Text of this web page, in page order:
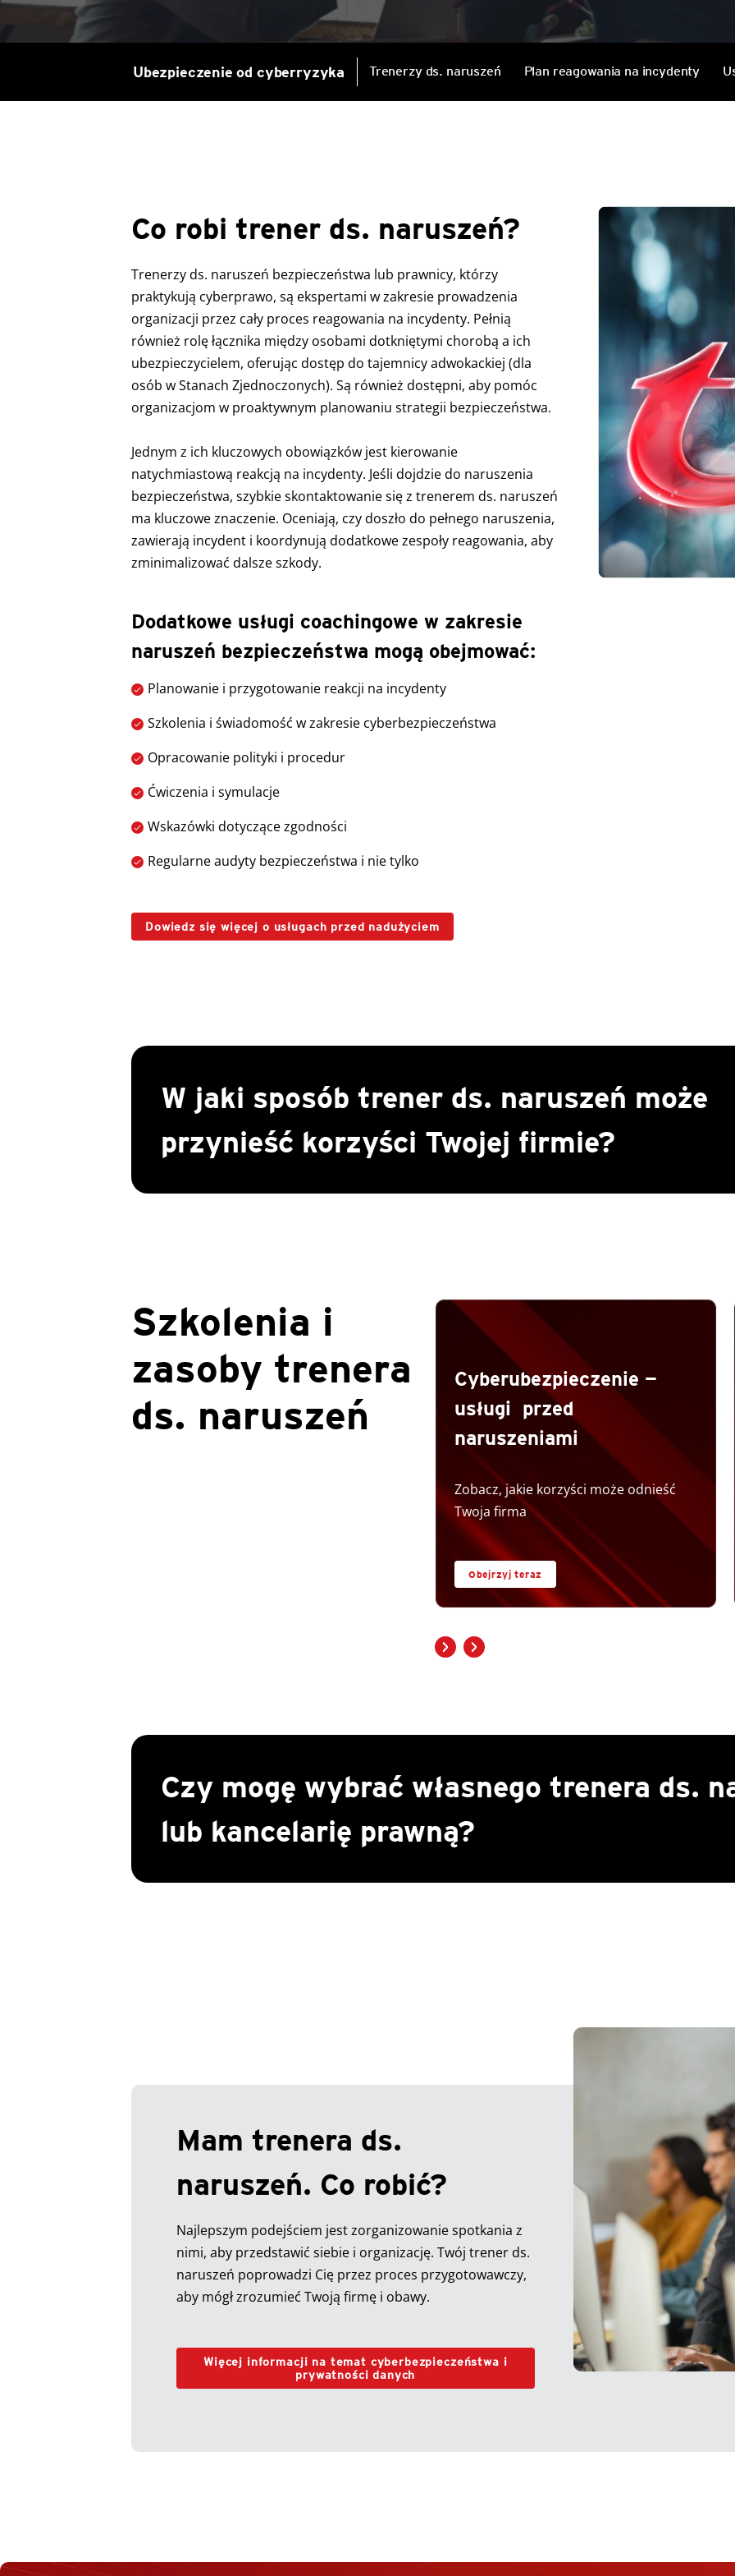
Ubezpieczenie od cyberryzyka Trenerzy ds. naruszeń Plan reagowania na incydenty
Services
Co robi trener ds. naruszeń?
Trenerzy ds. naruszeń bezpieczeństwa lub prawnicy, którzy
praktykują cyberprawo, są ekspertami w zakresie prowadzenia
organizacji przez cały proces reagowania na incydenty. Pełnią
również rolę łącznika między osobami dotkniętymi chorobą a ich
ubezpieczycielem, oferując dostęp do tajemnicy adwokackiej (dla
osób w Stanach Zjednoczonych). Są również dostępni, aby pomóc
organizacjom w proaktywnym planowaniu strategii bezpieczeństwa.
Jednym z ich kluczowych obowiązków jest kierowanie
natychmiastową reakcją na incydenty. Jeśli dojdzie do naruszenia
bezpieczeństwa, szybkie skontaktowanie się z trenerem ds. naruszeń
ma kluczowe znaczenie. Oceniają, czy doszło do pełnego naruszenia,
zawierają incydent i koordynują dodatkowe zespoły reagowania, aby
zminimalizować dalsze szkody.
Dodatkowe usługi coachingowe w zakresie
naruszeń bezpieczeństwa mogą obejmować:
Planowanie i przygotowanie reakcji na incydenty
Szkolenia i świadomość w zakresie cyberbezpieczeństwa
Opracowanie polityki i procedur
Ćwiczenia i symulacje
Wskazówki dotyczące zgodności
Regularne audyty bezpieczeństwa i nie tylko
Dowiedz się więcej o usługach przed nadużyciem
W jaki sposób trener ds. naruszeń może
przynieść korzyści Twojej firmie?
Szkolenia i
zasoby trenera
ds. naruszeń
Cyberubezpieczenie —
usługi przed
naruszeniami
Zobacz, jakie korzyści może odnieść
Twoja firma
Obejrzyj teraz
Czy mogę wybrać własnego trenera ds.
lub kancelarię prawną?
Mam trenera ds.
naruszeń. Co robić?
Najlepszym podejściem jest zorganizowanie spotkania z
nimi, aby przedstawić siebie i organizację. Twój trener ds.
naruszeń poprowadzi Cię przez proces przygotowawczy,
aby mógł zrozumieć Twoją firmę i obawy.
Więcej informacji na temat cyberbezpieczeństwa i
prywatności danych